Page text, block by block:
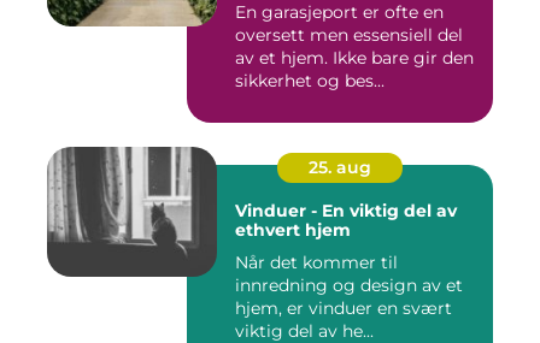
En garasjeport er ofte en
oversett men essensiell del
av et hjem. Ikke bare gir den
sikkerhet og bes...
25. aug
Vinduer - En viktig del av
ethvert hjem
Når det kommer til
innredning og design av et
hjem, er vinduer en svært
viktig del av he...